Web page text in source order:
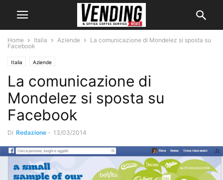
Home Italia Aziende
La comunicazione di Mondelez si sposta su
Facebook
Italia Aziende
La comunicazione di
Mondelez si sposta su
Facebook
Di Redazione - 13/03/2014